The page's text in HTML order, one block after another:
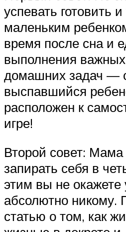
успевать готовить
маленьким
время после сна и
выполнения
домашних задач —
выспавшийся
расположен к
игре!
Второй совет:
запирать себя в
этим вы не окажете
абсолютно никому.
статью о том, как